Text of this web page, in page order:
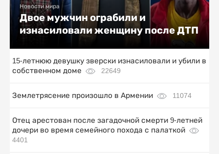
Новости мира
Двое мужчин ограбили и
изнасиловали женщину после ДТП
15-летнюю девушку зверски изнасиловали и убили в
собственном доме
22649
Землетрясение произошло в Армении 11074
Отец арестован после загадочной смерти 9-летней
дочери во время семейного похода с палаткой
4401